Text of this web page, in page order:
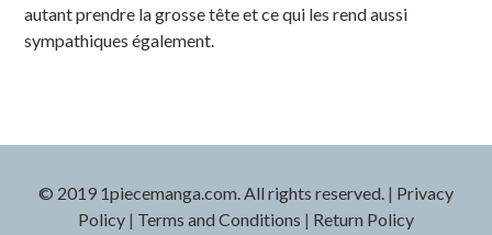
autant prendre la grosse tête et ce qui les rend aussi
sympathiques également.
© 2019 1piecemanga.com. All rights reserved. | Privacy
Policy | Terms and Conditions | Return Policy